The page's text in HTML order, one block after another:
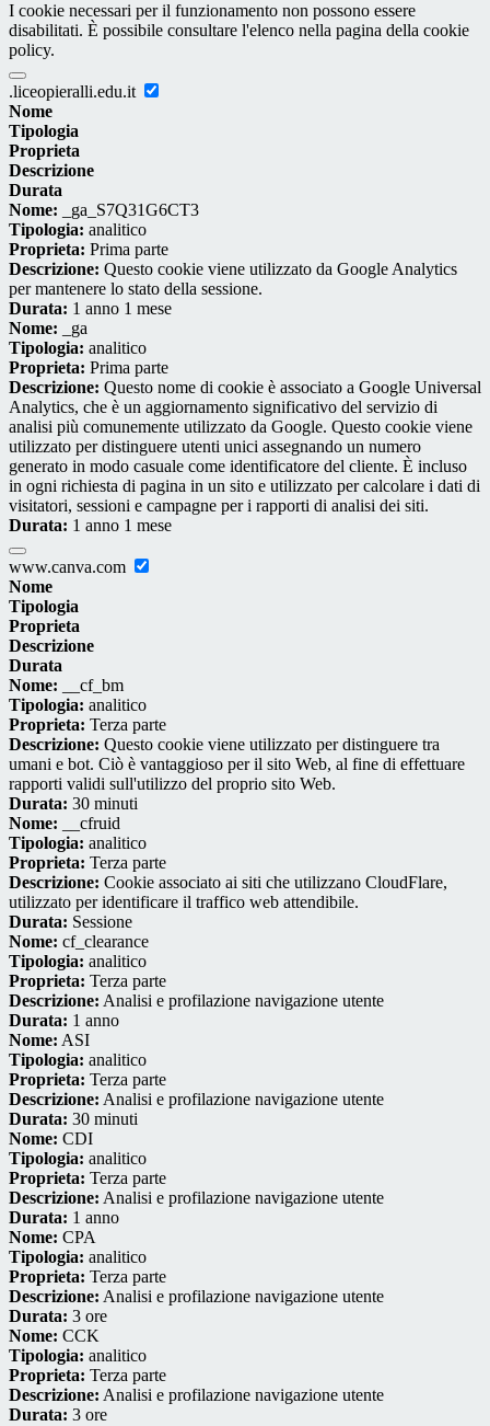
I cookie necessari per il funzionamento non possono essere
disabilitati. È possibile consultare l'elenco nella pagina della cookie
policy.
.liceopieralli.edu.it
Nome
Tipologia
Proprieta
Descrizione
Durata
Nome: _ga_S7Q31G6CT3
Tipologia: analitico
Proprieta: Prima parte
Descrizione: Questo cookie viene utilizzato da Google Analytics
per mantenere lo stato della sessione.
Durata: 1 anno 1 mese
Nome: _ga
Tipologia: analitico
Proprieta: Prima parte
Descrizione: Questo nome di cookie è associato a Google Universal
Analytics, che è un aggiornamento significativo del servizio di
analisi più comunemente utilizzato da Google. Questo cookie viene
utilizzato per distinguere utenti unici assegnando un numero
generato in modo casuale come identificatore del cliente. È incluso
in ogni richiesta di pagina in un sito e utilizzato per calcolare i dati di
visitatori, sessioni e campagne per i rapporti di analisi dei siti.
Durata: 1 anno 1 mese
www.canva.com
Nome
Tipologia
Proprieta
Descrizione
Durata
Nome: __cf_bm
Tipologia: analitico
Proprieta: Terza parte
Descrizione: Questo cookie viene utilizzato per distinguere tra
umani e bot. Ciò è vantaggioso per il sito Web, al fine di effettuare
rapporti validi sull'utilizzo del proprio sito Web.
Durata: 30 minuti
Nome: __cfruid
Tipologia: analitico
Proprieta: Terza parte
Descrizione: Cookie associato ai siti che utilizzano CloudFlare,
utilizzato per identificare il traffico web attendibile.
Durata: Sessione
Nome: cf_clearance
Tipologia: analitico
Proprieta: Terza parte
Descrizione: Analisi e profilazione navigazione utente
Durata: 1 anno
Nome: ASI
Tipologia: analitico
Proprieta: Terza parte
Descrizione: Analisi e profilazione navigazione utente
Durata: 30 minuti
Nome: CDI
Tipologia: analitico
Proprieta: Terza parte
Descrizione: Analisi e profilazione navigazione utente
Durata: 1 anno
Nome: CPA
Tipologia: analitico
Proprieta: Terza parte
Descrizione: Analisi e profilazione navigazione utente
Durata: 3 ore
Nome: CCK
Tipologia: analitico
Proprieta: Terza parte
Descrizione: Analisi e profilazione navigazione utente
Durata: 3 ore